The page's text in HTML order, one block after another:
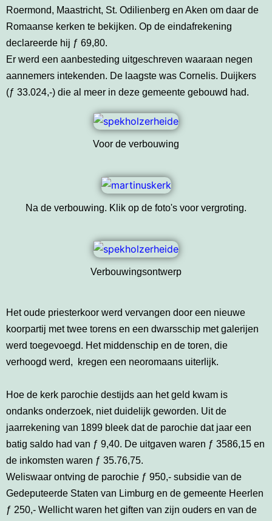
Roermond, Maastricht, St. Odilienberg en Aken om daar de
Romaanse kerken te bekijken. Op de eindafrekening
declareerde hij ƒ 69,80.
Er werd een aanbesteding uitgeschreven waaraan negen
aannemers intekenden. De laagste was Cornelis. Duijkers
(ƒ 33.024,-) die al meer in deze gemeente gebouwd had.
Voor de verbouwing
Na de verbouwing. Klik op de foto's voor vergroting.
Verbouwingsontwerp
Het oude priesterkoor werd vervangen door een nieuwe
koorpartij met twee torens en een dwarsschip met galerijen
werd toegevoegd. Het middenschip en de toren, die
verhoogd werd, kregen een neoromaans uiterlijk.
Hoe de kerk parochie destijds aan het geld kwam is
ondanks onderzoek, niet duidelijk geworden. Uit de
jaarrekening van 1899 bleek dat de parochie dat jaar een
batig saldo had van ƒ 9,40. De uitgaven waren ƒ 3586,15 en
de inkomsten waren ƒ 35.76,75.
Weliswaar ontving de parochie ƒ 950,- subsidie van de
Gedeputeerde Staten van Limburg en de gemeente Heerlen
ƒ 250,- Wellicht waren het giften van zijn ouders en van de